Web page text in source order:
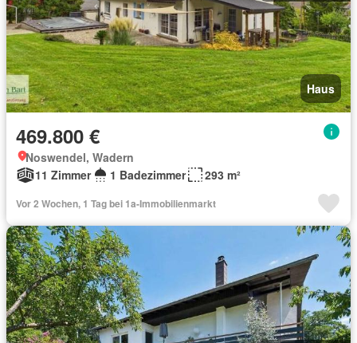
Haus
469.800 €
Noswendel, Wadern
11 Zimmer
1 Badezimmer 293 m²
Vor 2 Wochen, 1 Tag bei 1a-Immobilienmarkt